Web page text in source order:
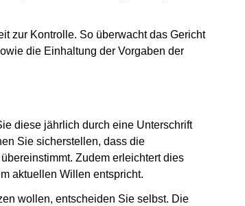
zur Kontrolle. So überwacht das Gericht
die Einhaltung der Vorgaben der
diese jährlich durch eine Unterschrift
Sie sicherstellen, dass die
Zudem erleichtert dies
aktuellen Willen entspricht.
wollen, entscheiden Sie selbst. Die